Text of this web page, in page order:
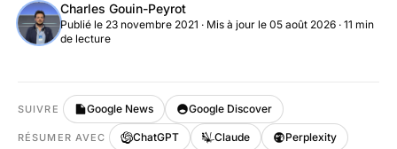
Charles Gouin-Peyrot
Publié le 23 novembre 2021 · Mis à jour le 05 août 2026 · 11 min
de lecture
SUIVRE Google News Google Discover
RÉSUMER AVEC ChatGPT Claude Perplexity